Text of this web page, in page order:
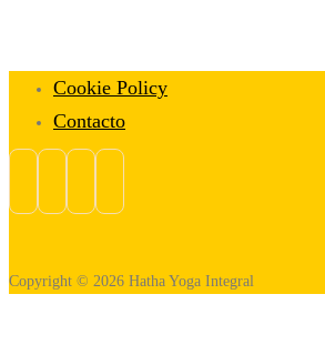
Cookie Policy
Contacto
Copyright © 2026 Hatha Yoga Integral